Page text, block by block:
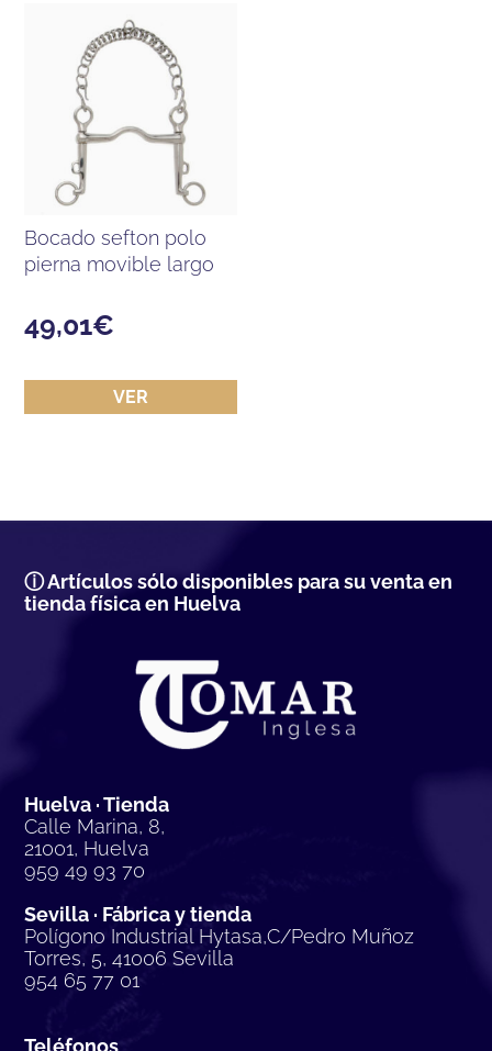
bocado sefton polo
pierna movible largo
49,01€
VER
ⓘ Artículos sólo disponibles para su venta en
tienda física en Huelva
Huelva · Tienda
Calle Marina, 8,
21001, Huelva
959 49 93 70
Sevilla · Fábrica y tienda
Polígono Industrial Hytasa,C/Pedro Muñoz
Torres, 5, 41006 Sevilla
954 65 77 01
Teléfonos